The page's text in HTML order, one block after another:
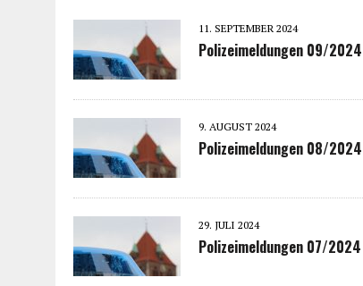
11. SEPTEMBER 2024
Polizeimeldungen 09/2024
9. AUGUST 2024
Polizeimeldungen 08/2024
29. JULI 2024
Polizeimeldungen 07/2024